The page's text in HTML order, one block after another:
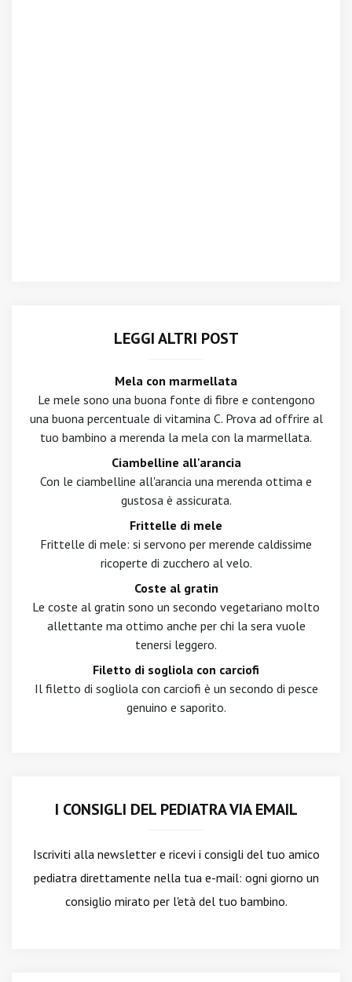
LEGGI ALTRI POST
Mela con marmellata
Le mele sono una buona fonte di fibre e contengono
una buona percentuale di vitamina C. Prova ad offrire al
tuo bambino a merenda la mela con la marmellata.
Ciambelline all'arancia
Con le ciambelline all'arancia una merenda ottima e
gustosa è assicurata.
Frittelle di mele
Frittelle di mele: si servono per merende caldissime
ricoperte di zucchero al velo.
Coste al gratin
Le coste al gratin sono un secondo vegetariano molto
allettante ma ottimo anche per chi la sera vuole
tenersi leggero.
Filetto di sogliola con carciofi
Il filetto di sogliola con carciofi è un secondo di pesce
genuino e saporito.
I CONSIGLI DEL PEDIATRA VIA EMAIL
Iscriviti alla newslettere ricevi i consigli del tuo amico
pediatra direttamente nella tua e-mail: ogni giorno un
consiglio mirato per l'età del tuo bambino.